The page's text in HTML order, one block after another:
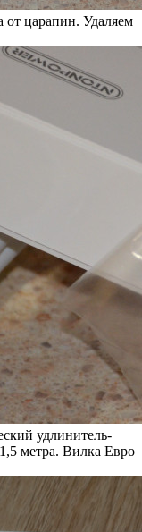
от царапин. Удаляем
удлинитель-
метра. Вилка Евро